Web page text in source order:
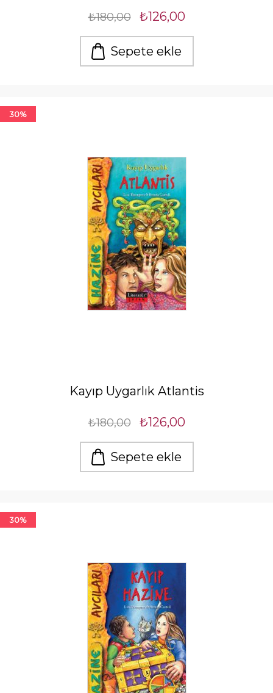
₺180,00 ₺126,00
Sepete ekle
30%
Kayıp Uygarlık Atlantis
₺180,00 ₺126,00
Sepete ekle
30%